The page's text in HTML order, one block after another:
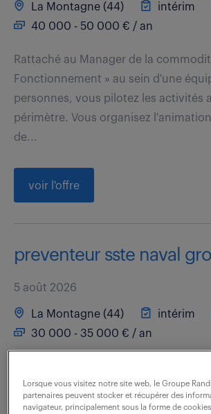
La Montagne (44) intérim
40 000 - 50 000 € / an
Rattaché au Manager de la
Fonctionnement » au sein d'une
personnes, vous pilotez les activités
périmètre. Vous organisez
de...
voir l'offre
preventeur sste naval
5 août 2026
La Montagne (44) intérim
30 000 - 35 000 € / an
Prévention du TCO. Vous
des évaluations de risques
Lorsque vous visitez notre site web, le Groupe
partenaires peuvent stocker et récupérer des
navigateur, principalement sous la forme de